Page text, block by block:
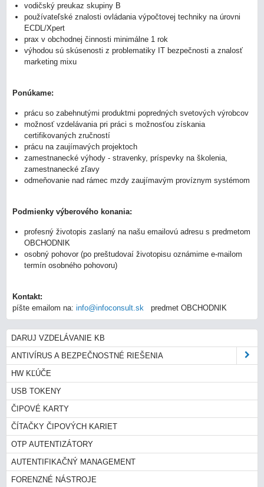
vodičský preukaz skupiny B
používateľské znalosti ovládania výpočtovej techniky na úrovni
ECDL/Xpert
prax v obchodnej činnosti minimálne 1 rok
výhodou sú skúsenosti z problematiky IT bezpečnosti a znalosť
marketing mixu
Ponúkame:
prácu so zabehnutými produktmi popredných svetových výrobcov
možnosť vzdelávania pri práci s možnosťou získania
certifikovaných zručností
prácu na zaujímavých projektoch
zamestnanecké výhody - stravenky, príspevky na školenia,
zamestnanecké zľavy
odmeňovanie nad rámec mzdy zaujímavým províznym systémom
Podmienky výberového konania:
profesný životopis zaslaný na našu emailovú adresu s predmetom
OBCHODNIK
osobný pohovor (po preštudovaí životopisu oznámime e-mailom
termín osobného pohovoru)
Kontakt:
píšte emailom na: info@infoconsult.sk predmet OBCHODNIK
DARUJ VZDELÁVANIE KB
ANTIVÍRUS A BEZPEČNOSTNÉ RIEŠENIA
HW KĽÚČE
USB TOKENY
ČIPOVÉ KARTY
ČÍTAČKY ČIPOVÝCH KARIET
OTP AUTENTIZÁTORY
AUTENTIFIKAČNÝ MANAGEMENT
FORENZNÉ NÁSTROJE